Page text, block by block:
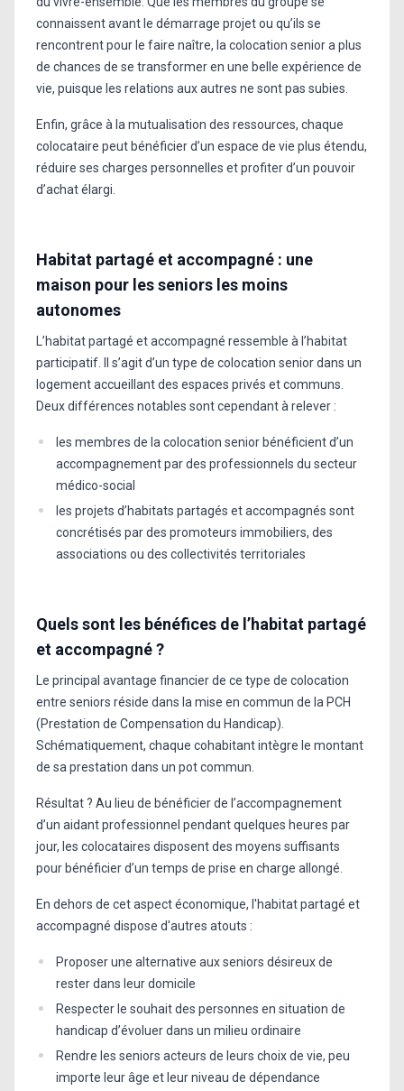
connaissent avant le démarrage projet ou qu’ils se
rencontrent pour le faire naître, la colocation senior a plus
de chances de se transformer en une belle expérience de
vie, puisque les relations aux autres ne sont pas subies.
Enfin, grâce à la mutualisation des ressources, chaque
colocataire peut bénéficier d’un espace de vie plus étendu,
réduire ses charges personnelles et profiter d’un pouvoir
d’achat élargi.
Habitat partagé et accompagné : une
maison pour les seniors les moins
autonomes
L’habitat partagé et accompagné ressemble à l’habitat
participatif. Il s’agit d’un type de colocation senior dans un
logement accueillant des espaces privés et communs.
Deux différences notables sont cependant à relever :
les membres de la colocation senior bénéficient d’un
accompagnement par des professionnels du secteur
médico-social
les projets d’habitats partagés et accompagnés sont
concrétisés par des promoteurs immobiliers, des
associations ou des collectivités territoriales
Quels sont les bénéfices de l’habitat partagé
et accompagné ?
Le principal avantage financier de ce type de colocation
entre seniors réside dans la mise en commun de la PCH
(Prestation de Compensation du Handicap).
Schématiquement, chaque cohabitant intègre le montant
de sa prestation dans un pot commun.
Résultat ? Au lieu de bénéficier de l’accompagnement
d’un aidant professionnel pendant quelques heures par
jour, les colocataires disposent des moyens suffisants
pour bénéficier d’un temps de prise en charge allongé.
En dehors de cet aspect économique, l'habitat partagé et
accompagné dispose d'autres atouts :
Proposer une alternative aux seniors désireux de
rester dans leur domicile
Respecter le souhait des personnes en situation de
handicap d’évoluer dans un milieu ordinaire
Rendre les seniors acteurs de leurs choix de vie, peu
importe leur âge et leur niveau de dépendance